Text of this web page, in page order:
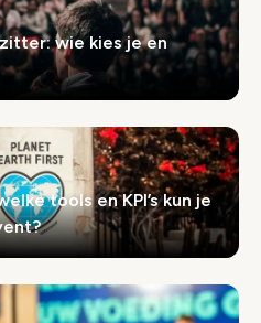
wie kies je en
tools en KPI’s kun je